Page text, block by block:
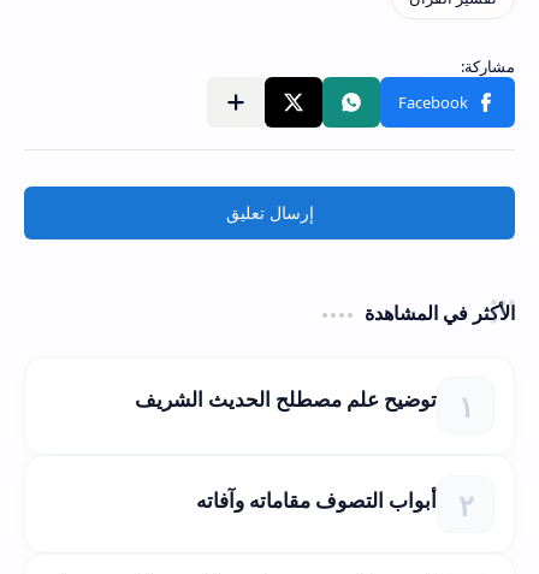
إرسال تعليق
الأكثر في المشاهدة
توضيح علم مصطلح الحديث الشريف
أبواب التصوف مقاماته وآفاته